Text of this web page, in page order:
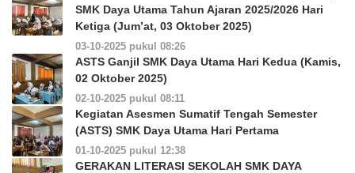
SMK Daya Utama Tahun Ajaran 2025/2026 Hari
Ketiga (Jum’at, 03 Oktober 2025)
03-10-2025 pukul 08:26
ASTS Ganjil SMK Daya Utama Hari Kedua (Kamis,
02 Oktober 2025)
02-10-2025 pukul 08:11
Kegiatan Asesmen Sumatif Tengah Semester
(ASTS) SMK Daya Utama Hari Pertama
01-10-2025 pukul 12:38
GERAKAN LITERASI SEKOLAH SMK DAYA